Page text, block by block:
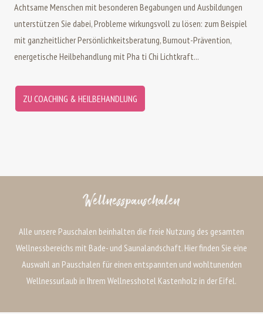
Achtsame Menschen mit besonderen Begabungen und Ausbildungen
unterstützen Sie dabei, Probleme wirkungsvoll zu lösen: zum Beispiel
mit ganzheitlicher Persönlichkeitsberatung, Burnout-Prävention,
energetische Heilbehandlung mit Pha ti Chi Lichtkraft...
ZU COACHING & HEILBEHANDLUNG
Wellnesspauschalen
Alle unsere Pauschalen beinhalten die freie Nutzung des gesamten
Wellnessbereichs mit Bade- und Saunalandschaft. Hier finden Sie eine
Auswahl an Pauschalen für einen entspannten und wohltunenden
Wellnessurlaub in Ihrem Wellnesshotel Kastenholz in der Eifel.